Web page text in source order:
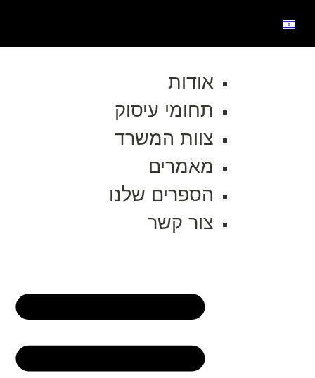
אודות
תחומי עיסוק
צוות המשרד
מאמרים
הספרים שלנו
צור קשר